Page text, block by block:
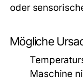
oder
Mögliche
Maschine